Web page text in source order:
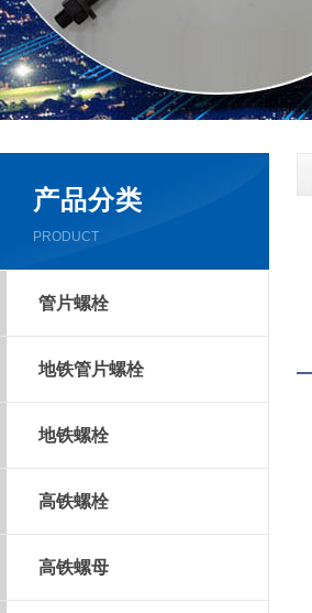
产品分类
PRODUCT
管片螺栓
地铁管片螺栓
地铁螺栓
高铁螺栓
高铁螺母